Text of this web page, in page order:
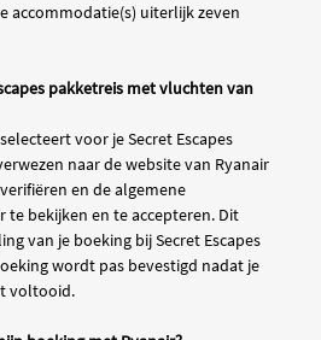
accommodatie(s) uiterlijk zeven
pakketreis met vluchten van
voor je Secret Escapes
naar de website van Ryanair
en de algemene
te bekijken en te accepteren. Dit
van je boeking bij Secret Escapes
wordt pas bevestigd nadat je
voltooid.